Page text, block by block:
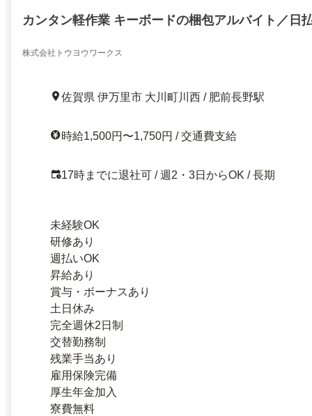
カンタン軽作業 キーボードの梱包アルバイト／日
株式会社トウヨウワークス
佐賀県 伊万里市 大川町川西 / 肥前長野駅
時給1,500円〜1,750円 / 交通費支給
17時までに退社可 / 週2・3日からOK / 長期
未経験OK
研修あり
週払いOK
昇給あり
賞与・ボーナスあり
土日休み
完全週休2日制
交替勤務制
残業手当あり
雇用保険完備
厚生年金加入
寮費無料